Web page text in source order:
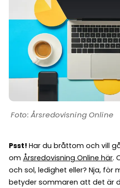
Årsredovisning Online
Psst! Har du bråttom och vill
om Årsredovisning Online här.
och sol, ledighet eller? Nja, för
betyder sommaren att det är